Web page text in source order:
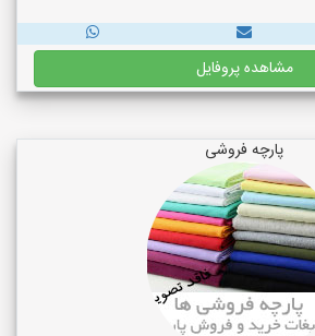
مشاهده پروفایل
پارچه فروشی